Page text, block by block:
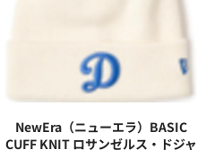
NewEra（ニューエラ）BASIC
CUFF KNIT ロサンゼルス・ドジャ